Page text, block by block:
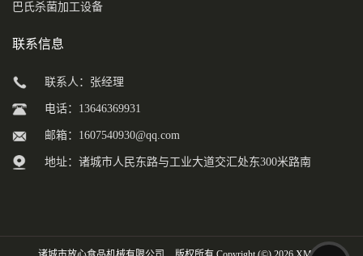
巴氏杀菌加工设备
联系信息
联系人：张经理
电话：13646369931
邮箱： 1607540930@qq.com
地址：诸城市人民东路与工业大道交汇处东300米路南